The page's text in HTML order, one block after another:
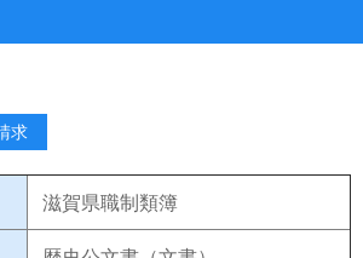
求
滋賀県職制類簿